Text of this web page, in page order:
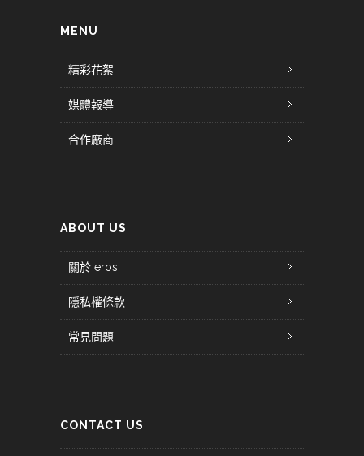
MENU
精彩花絮
媒體報導
合作廠商
ABOUT US
關於 eros
隱私權條款
常見問題
CONTACT US